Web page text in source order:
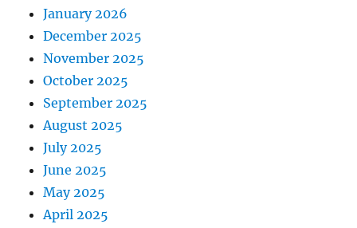
January 2026
December 2025
November 2025
October 2025
September 2025
August 2025
July 2025
June 2025
May 2025
April 2025